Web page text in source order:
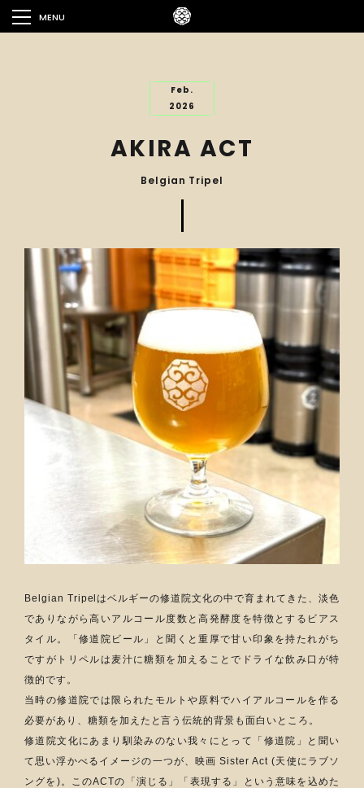
MENU
Feb.
2026
AKIRA ACT
Belgian Tripel
Belgian Tripelはベルギーの修道院文化の中で育まれてきた、淡色
でありながら高いアルコール度数と高発酵度を特徴とするビアス
タイル。「修道院ビール」と聞くと重厚で甘い印象を持たれがち
ですがトリペルは麦汁に糖類を加えることでドライな飲み口が特
徴的です。
当時の修道院では限られたモルトや原料でハイアルコールを作る
必要があり、糖類を加えたと言う伝統的背景も面白いところ。
修道院文化にあまり馴染みのない我々にとって「修道院」と聞い
て思い浮かべるイメージの一つが、映画 Sister Act (天使にラブソ
ングを)。このACTの「演じる」「表現する」という意味を込めた